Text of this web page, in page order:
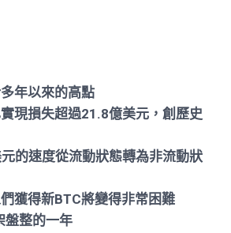
年以來的高點
現損失超過21.8億美元，創歷史
的速度從流動狀態轉為非流動狀
獲得新BTC將變得非常困難
盤整的一年